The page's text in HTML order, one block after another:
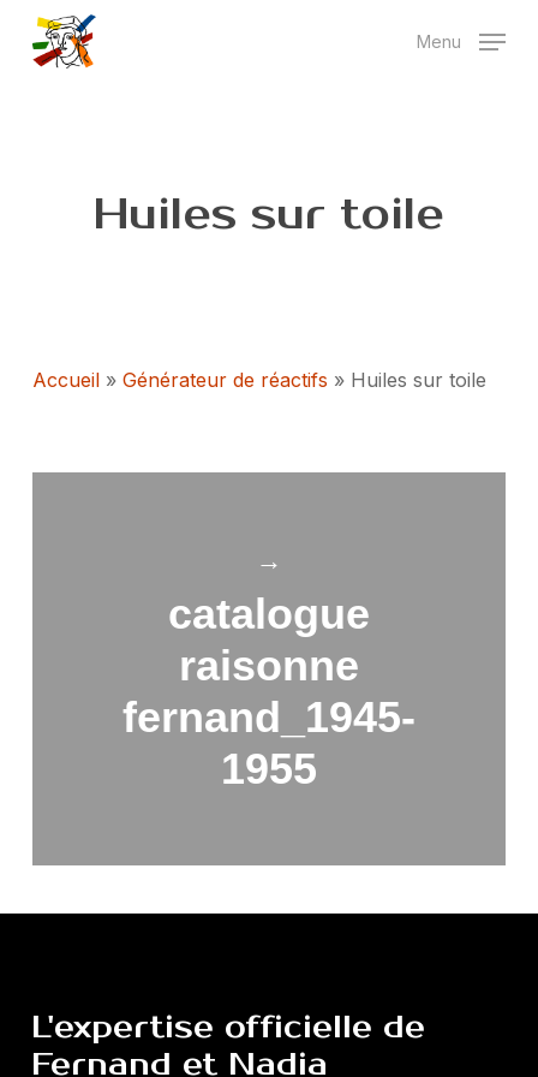
Skip
Menu
Huiles sur toile
Accueil» Générateur de réactifs » Huiles sur toile
→
catalogue
raisonne
fernand_1945-
1955
L'expertise officielle de
Fernand et Nadia